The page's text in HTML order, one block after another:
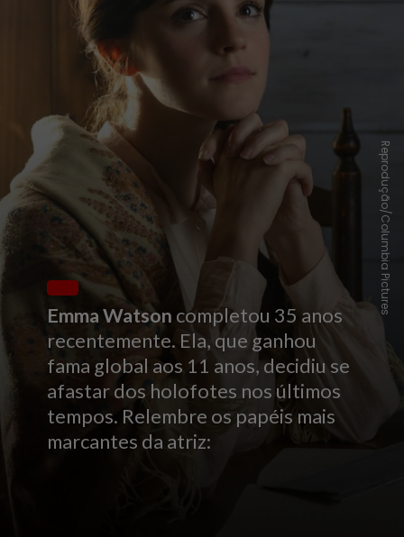
Emma Watson completou 35 anos
recentemente. Ela, que ganhou
fama global aos 11 anos, decidiu se
afastar dos holofotes nos últimos
tempos. Relembre os papéis mais
marcantes da atriz:
Reprodução/Columbia Pictures